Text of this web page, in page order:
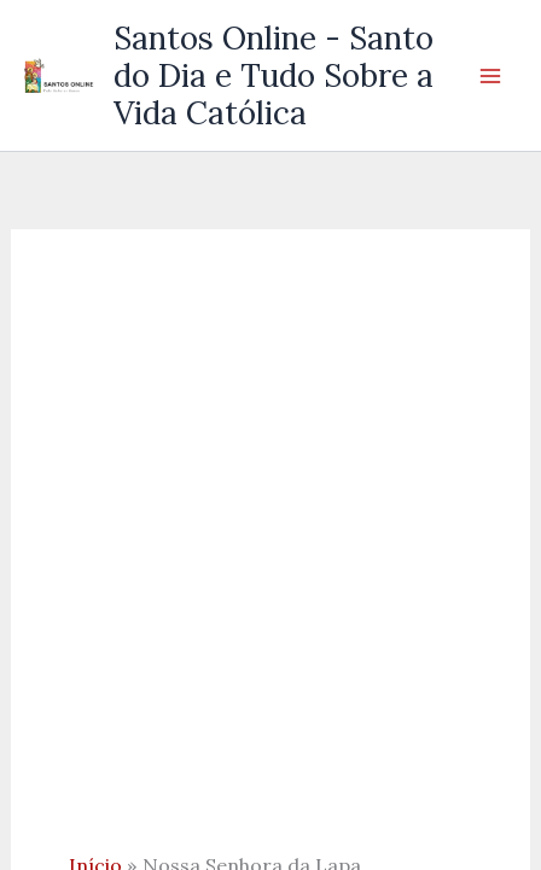
Santos Online - Santo
do Dia e Tudo Sobre a
Vida Católica
Início Nossa Senhora da Lapa